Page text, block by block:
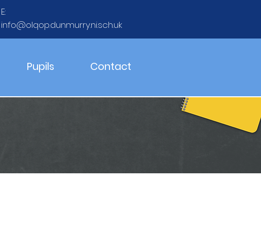
Pupils Contact
E:
info@olqop.dunmurry.ni.sch.uk